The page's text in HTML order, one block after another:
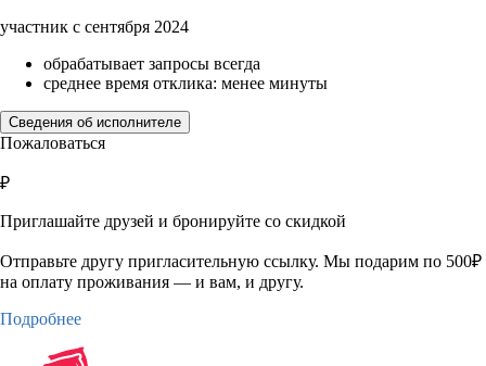
участник с сентября 2024
обрабатывает запросы всегда
среднее время отклика: менее минуты
Сведения об исполнителе
Пожаловаться
₽
Приглашайте друзей и бронируйте со скидкой
Отправьте другу пригласительную ссылку. Мы подарим по 500₽
на оплату проживания — и вам, и другу.
Подробнее